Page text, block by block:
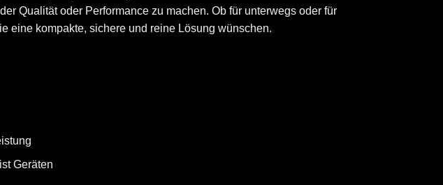
Qualität oder Performance zu machen. Ob für unterwegs oder für
eine kompakte, sichere und reine Lösung wünschen.
Geräten